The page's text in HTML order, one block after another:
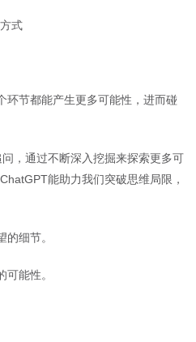
式
环节都能产生更多可能性，进而碰
，通过不断深入挖掘来探索更多可
能助力我们突破思维局限，
细节。
能性。